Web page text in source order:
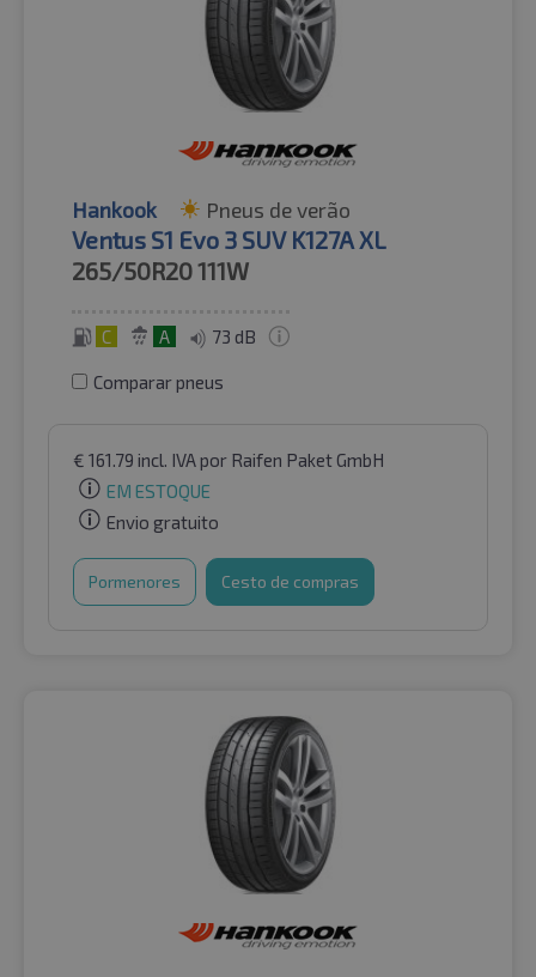
Hankook Pneus de verão
Ventus S1 Evo 3 SUV K127A XL
265/50R20111W
C A 73 dB
Comparar pneus
€ 161.79 incl. IVApor Raifen Paket GmbH
EM ESTOQUE
Envio gratuito
Pormenores Cesto de compras